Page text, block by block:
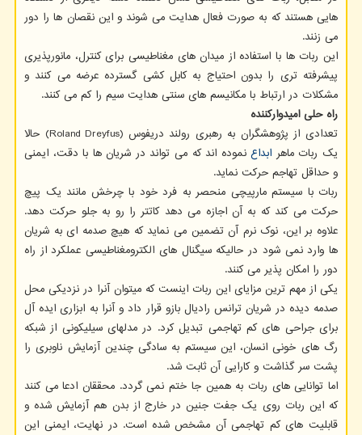
هایی هستند که به صورت فعال هدایت می شوند و این نقصان ها را دور
می زنند.
این ربات ها با استفاده از میدان های مغناطیسی برای کنترل، مانورپذیری
پیشرفته تری را بدون احتیاج به کابل کشی گسترده عرضه می کنند و
مشکلات در ارتباط با مکانیسم های سنتی هدایت سیم را کم می کنند.
راه حلی امیدوارکننده
تعدادی از پژوهشگران به رهبری رولند دریفوس (Roland Dreyfus) حالا
یک ربات ماهر ابداعنموده اند که می تواند در شریان ها با دقت، ایمنی
و حداقل تهاجم حرکت نماید.
ربات با سیستم مارپیچی منحصر به فرد خود با چرخش مانند یک پیچ
حرکت می کند که به آن اجازه می دهد کاتتر را رو به جلو حرکت دهد.
علاوه بر این، نوک نرم آن تضمین می نماید که هیچ صدمه ای به شریان
ها وارد نمی شود در حالیکه سیگنال های الکترومغناطیسی عملکرد از راه
دور را امکان پذیر می کنند.
یکی از مهم ترین مزایای این ربات اینست که میتوان آنرا در نزدیکی محل
صدمه دیده در شریان ترانس رادیال بازو قرار داد و آنرا به ابزاری ایده آل
برای جراحی های کم تهاجمی تبدیل کرد. در مدلهای سیلیکونی از شبکه
رگ های خونی انسان، این سیستم به سادگی چندین آزمایش ناوبری را
پشت سر گذاشت و کارایی آن ثابت شد.
اما توانایی های ربات به همین جا ختم نمی گردد. محققان ادعا می کنند
که این ربات روی یک جفت جنین در خارج از بدن هم آزمایش شده و
قابلیت های کم تهاجمی آن مشخص شده است. در نهایت، ایمنی این